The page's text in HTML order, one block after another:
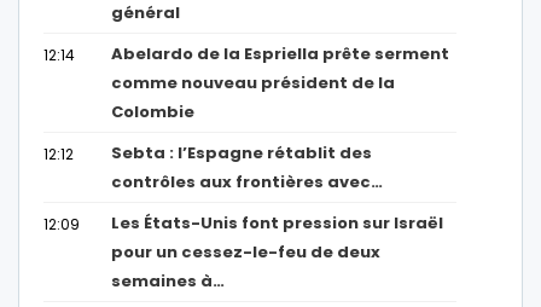
général
12:14
Abelardo de la Espriella prête serment
comme nouveau président de la
Colombie
12:12
Sebta : l’Espagne rétablit des
contrôles aux frontières avec…
12:09
Les États-Unis font pression sur Israël
pour un cessez-le-feu de deux
semaines à…